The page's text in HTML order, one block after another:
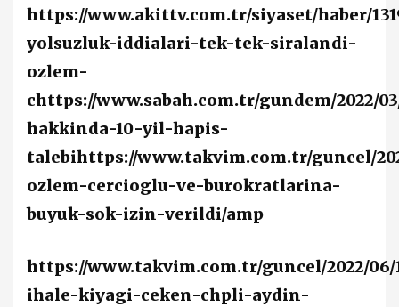
https://www.akittv.com.tr/siyaset/haber/
yolsuzluk-iddialari-tek-tek-siralandi-
ozlem-
chttps://www.sabah.com.tr/gundem/2022/
hakkinda-10-yil-hapis-
talebihttps://www.takvim.com.tr/guncel/
ozlem-cercioglu-ve-burokratlarina-
buyuk-sok-izin-verildi/amp
https://www.takvim.com.tr/guncel/2022/
ihale-kiyagi-ceken-chpli-aydin-